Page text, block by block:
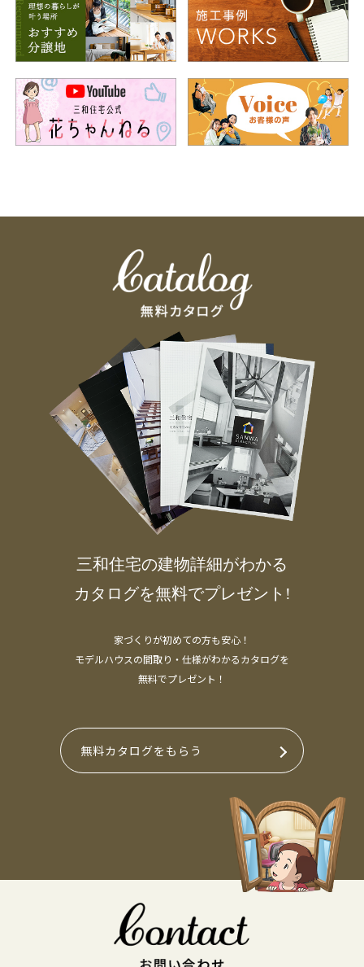
三和住宅の建物詳細がわかる
カタログを無料でプレゼント!
家づくりが初めての方も安心！
モデルハウスの間取り・仕様がわかるカタログを
無料でプレゼント！
無料カタログをもらう